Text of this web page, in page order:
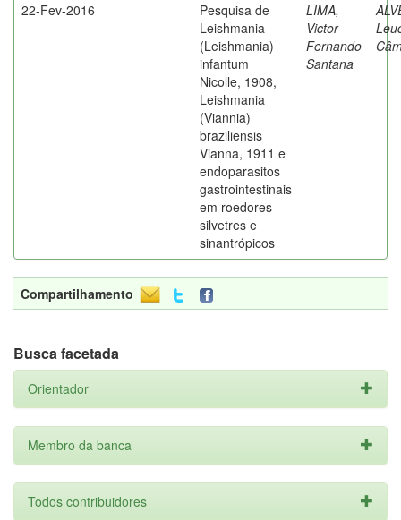
22-Fev-2016
Pesquisa de
Leishmania
(Leishmania)
infantum
Nicolle, 1908,
Leishmania
(Viannia)
braziliensis
Vianna, 1911 e
endoparasitos
gastrointestinais
em roedores
silvetres e
sinantrópicos
LIMA,
Victor
Fernando
Santana
Compartilhamento
Busca facetada
Orientador
Membro da banca
Todos contribuidores